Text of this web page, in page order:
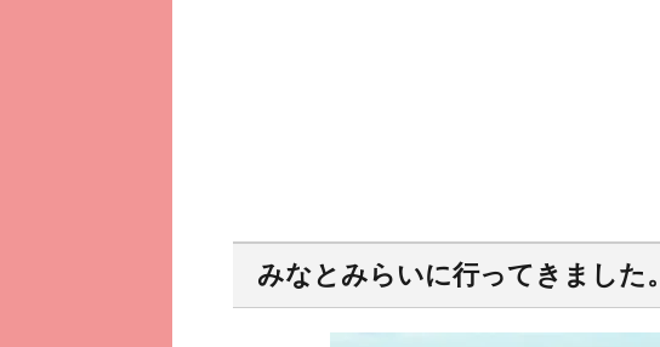
みなとみらいに行ってきました。